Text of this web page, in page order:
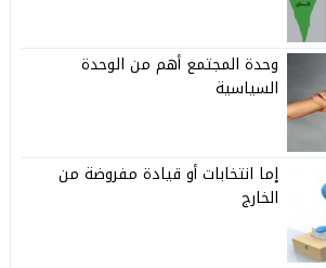
وحدة المجتمع أهم من الوحدة
السياسية
إما انتخابات أو قيادة مفروضة من
الخارج